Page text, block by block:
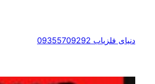
دنیای فلزیاب 09355709292